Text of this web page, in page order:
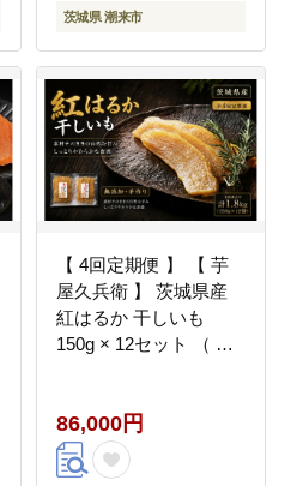
茨城県 潮来市
【 4回定期便 】 【 芋
屋久兵衛 】 茨城県産
紅はるか 干しいも
150g × 12セット （ 計
べにはるか 干し芋 干芋
野菜 やさい デザート
スイーツ おやつ ギフト
86,000円